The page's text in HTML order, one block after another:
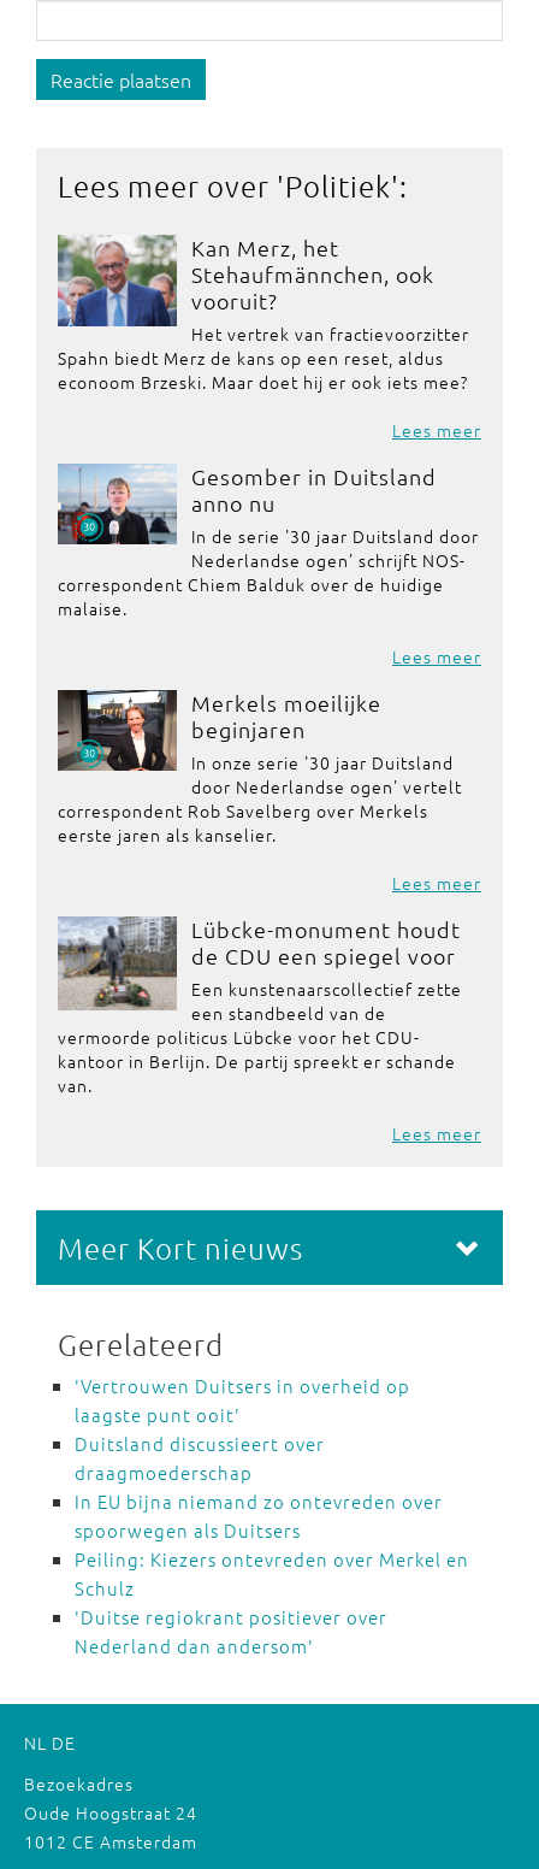
Reactie plaatsen
Lees meer over 'Politiek':
Kan Merz, het
Stehaufmännchen, ook
vooruit?
Het vertrek van fractievoorzitter
Spahn biedt Merz de kans op een reset, aldus
econoom Brzeski. Maar doet hij er ook iets mee?
Lees meer
Gesomber in Duitsland
anno nu
In de serie '30 jaar Duitsland door
Nederlandse ogen' schrijft NOS-
correspondent Chiem Balduk over de huidige
malaise.
Lees meer
Merkels moeilijke
beginjaren
In onze serie '30 jaar Duitsland
door Nederlandse ogen' vertelt
correspondent Rob Savelberg over Merkels
eerste jaren als kanselier.
Lees meer
Lübcke-monument houdt
de CDU een spiegel voor
Een kunstenaarscollectief zette
een standbeeld van de
vermoorde politicus Lübcke voor het CDU-
kantoor in Berlijn. De partij spreekt er schande
van.
Lees meer
Meer Kort nieuws
Gerelateerd
'Vertrouwen Duitsers in overheid op
laagste punt ooit'
Duitsland discussieert over
draagmoederschap
In EU bijna niemand zo ontevreden over
spoorwegen als Duitsers
Peiling: Kiezers ontevreden over Merkel en
Schulz
'Duitse regiokrant positiever over
Nederland dan andersom'
NL DE
Bezoekadres
Oude Hoogstraat 24
1012 CE Amsterdam